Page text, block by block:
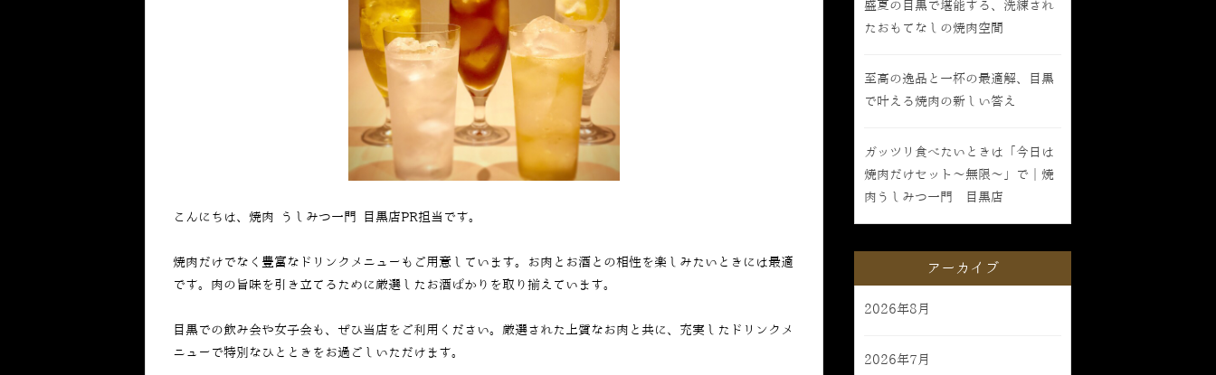
こんにちは、焼肉 うしみつ一門 目黒店PR担当です。
焼肉だけでなく豊富なドリンクメニューもご用意しています。お肉とお酒との相性を楽しみたいときには最適
です。肉の旨味を引き立てるために厳選したお酒ばかりを取り揃えています。
目黒での飲み会や女子会も、ぜひ当店をご利用ください。厳選された上質なお肉と共に、充実したドリンクメ
ニューで特別なひとときをお過ごしいただけます。
盛夏の目黒で堪能する、洗練され
たおもてなしの焼肉空間
至高の逸品と一杯の最適解、目黒
で叶える焼肉の新しい答え
ガッツリ食べたいときは「今日は
焼肉だけセット〜無限〜」で｜焼
肉うしみつ一門 目黒店
アーカイブ
2026年8月
2026年7月